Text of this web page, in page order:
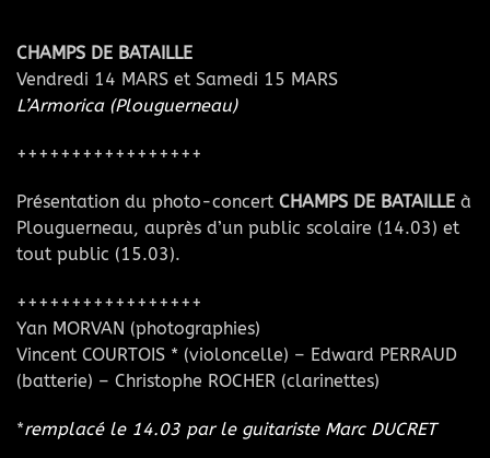
CHAMPS DE BATAILLE
Vendredi 14 MARS et Samedi 15 MARS
L’Armorica (Plouguerneau)
+++++++++++++++++
Présentation du photo-concert CHAMPS DE BATAILLE à
Plouguerneau, auprès d’un public scolaire (14.03) et
tout public (15.03).
+++++++++++++++++
Yan MORVAN (photographies)
Vincent COURTOIS * (violoncelle) – Edward PERRAUD
(batterie) – Christophe ROCHER (clarinettes)
*remplacé le 14.03 par le guitariste Marc DUCRET